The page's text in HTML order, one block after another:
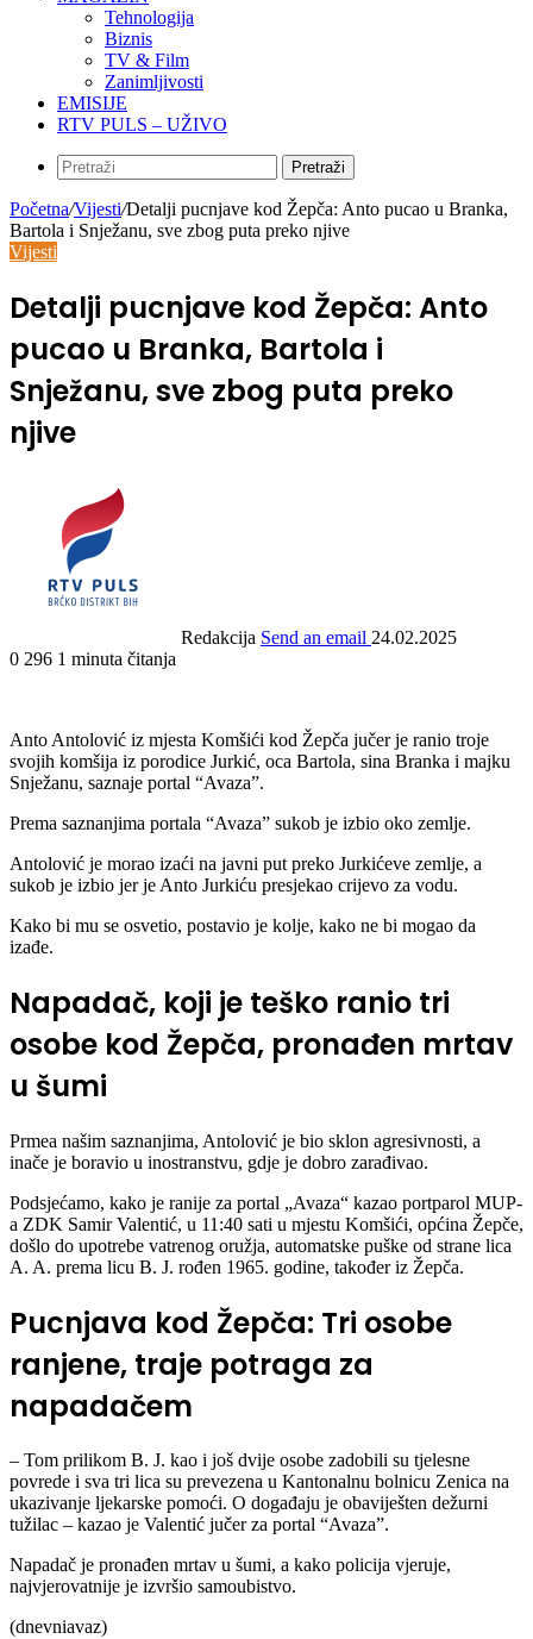
Tehnologija
Biznis
TV & Film
Zanimljivosti
EMISIJE
RTV PULS – UŽIVO
Pretraži
Početna/Vijesti/Detalji pucnjave kod Žepča: Anto pucao u Branka,
Bartola i Snježanu, sve zbog puta preko njive
Vijesti
Detalji pucnjave kod Žepča: Anto
pucao u Branka, Bartola i
Snježanu, sve zbog puta preko
njive
Redakcija Send an email 24.02.2025
0 296 1 minuta čitanja
Anto Antolović iz mjesta Komšići kod Žepča jučer je ranio troje
svojih komšija iz porodice Jurkić, oca Bartola, sina Branka i majku
Snježanu, saznaje portal “Avaza”.
Prema saznanjima portala “Avaza” sukob je izbio oko zemlje.
Antolović je morao izaći na javni put preko Jurkićeve zemlje, a
sukob je izbio jer je Anto Jurkiću presjekao crijevo za vodu.
Kako bi mu se osvetio, postavio je kolje, kako ne bi mogao da
izađe.
Napadač, koji je teško ranio tri
osobe kod Žepča, pronađen mrtav
u šumi
Prmea našim saznanjima, Antolović je bio sklon agresivnosti, a
inače je boravio u inostranstvu, gdje je dobro zarađivao.
Podsjećamo, kako je ranije za portal „Avaza“ kazao portparol MUP-
a ZDK Samir Valentić, u 11:40 sati u mjestu Komšići, općina Žepče,
došlo do upotrebe vatrenog oružja, automatske puške od strane lica
A. A. prema licu B. J. rođen 1965. godine, također iz Žepča.
Pucnjava kod Žepča: Tri osobe
ranjene, traje potraga za
napadačem
– Tom prilikom B. J. kao i još dvije osobe zadobili su tjelesne
povrede i sva tri lica su prevezena u Kantonalnu bolnicu Zenica na
ukazivanje ljekarske pomoći. O događaju je obaviješten dežurni
tužilac – kazao je Valentić jučer za portal “Avaza”.
Napadač je pronađen mrtav u šumi, a kako policija vjeruje,
najvjerovatnije je izvršio samoubistvo.
(dnevniavaz)